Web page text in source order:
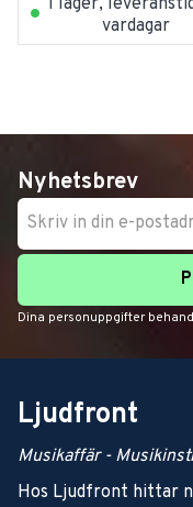
I lager,
vardagar
Nyhetsbrev
Dina personuppgifter
Ljudfront
Musikaffär -
Hos Ljudfront hittar